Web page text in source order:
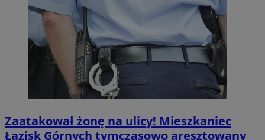
Zaatakował żonę na ulicy! Mieszkaniec
Łazisk Górnych tymczasowo aresztowany